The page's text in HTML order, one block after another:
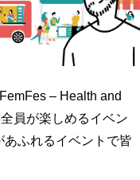
– Health and
員が楽しめるイベン
あふれるイベントで皆